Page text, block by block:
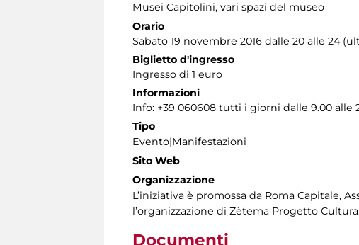
Musei Capitolini, vari spazi del museo
Orario
Sabato 19 novembre 2016 dalle 20 alle 24
Biglietto d'ingresso
Ingresso di 1 euro
Informazioni
Info: +39 060608 tutti i giorni dalle 9.00 alle
Tipo
Evento|Manifestazioni
Sito Web
Organizzazione
L’iniziativa è promossa da Roma Capitale,
l’organizzazione di Zètema Progetto
Documenti